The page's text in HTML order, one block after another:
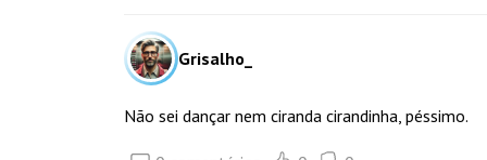
Grisalho_
Não sei dançar nem ciranda cirandinha, péssimo.